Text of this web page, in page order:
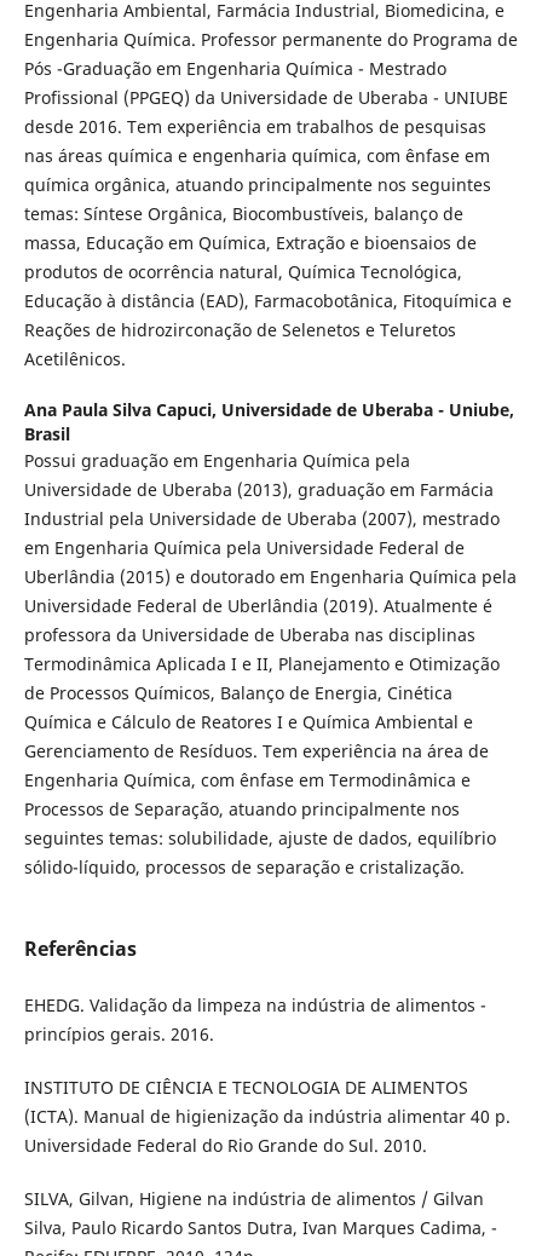
Engenharia Ambiental, Farmácia Industrial, Biomedicina, e
Engenharia Química. Professor permanente do Programa de
Pós -Graduação em Engenharia Química - Mestrado
Profissional (PPGEQ) da Universidade de Uberaba - UNIUBE
desde 2016. Tem experiência em trabalhos de pesquisas
nas áreas química e engenharia química, com ênfase em
química orgânica, atuando principalmente nos seguintes
temas: Síntese Orgânica, Biocombustíveis, balanço de
massa, Educação em Química, Extração e bioensaios de
produtos de ocorrência natural, Química Tecnológica,
Educação à distância (EAD), Farmacobotânica, Fitoquímica e
Reações de hidrozirconação de Selenetos e Teluretos
Acetilênicos.
Ana Paula Silva Capuci, Universidade de Uberaba - Uniube,
Brasil
Possui graduação em Engenharia Química pela
Universidade de Uberaba (2013), graduação em Farmácia
Industrial pela Universidade de Uberaba (2007), mestrado
em Engenharia Química pela Universidade Federal de
Uberlândia (2015) e doutorado em Engenharia Química pela
Universidade Federal de Uberlândia (2019). Atualmente é
professora da Universidade de Uberaba nas disciplinas
Termodinâmica Aplicada I e II, Planejamento e Otimização
de Processos Químicos, Balanço de Energia, Cinética
Química e Cálculo de Reatores I e Química Ambiental e
Gerenciamento de Resíduos. Tem experiência na área de
Engenharia Química, com ênfase em Termodinâmica e
Processos de Separação, atuando principalmente nos
seguintes temas: solubilidade, ajuste de dados, equilíbrio
sólido-líquido, processos de separação e cristalização.
Referências
EHEDG. Validação da limpeza na indústria de alimentos -
princípios gerais. 2016.
INSTITUTO DE CIÊNCIA E TECNOLOGIA DE ALIMENTOS
(ICTA). Manual de higienização da indústria alimentar 40 p.
Universidade Federal do Rio Grande do Sul. 2010.
SILVA, Gilvan, Higiene na indústria de alimentos / Gilvan
Silva, Paulo Ricardo Santos Dutra, Ivan Marques Cadima, -